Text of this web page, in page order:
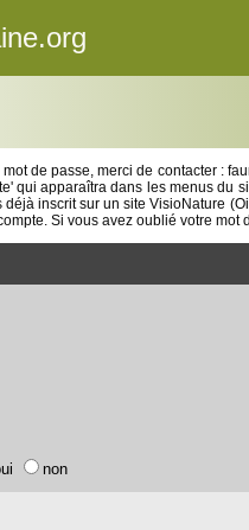
de passe, merci de contacter :
qui apparaîtra dans les menus du
inscrit sur un site VisioNature
Si vous avez oublié votre mot
non